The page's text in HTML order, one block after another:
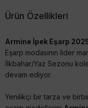
Ürün Özellikleri
Armine İpek Eşarp
Eşarp modasının lider
İlkbahar/Yaz Sezonu
devam ediyor.
Yenilikçi bir tarza ve